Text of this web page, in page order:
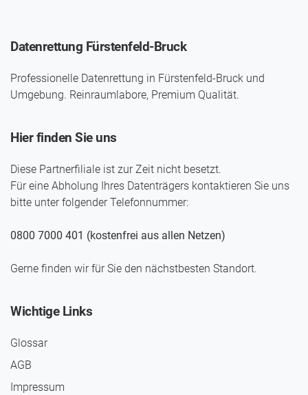
Datenrettung Fürstenfeld-Bruck
Professionelle Datenrettung in Fürstenfeld-Bruck und
Umgebung. Reinraumlabore, Premium Qualität.
Hier finden Sie uns
Diese Partnerfiliale ist zur Zeit nicht besetzt.
Für eine Abholung Ihres Daten­trägers kontaktieren Sie uns
bitte unter folgender Telefon­nummer:
0800 7000 401 (kostenfrei aus allen Netzen)
Gerne finden wir für Sie den nächst­besten Standort.
Wichtige Links
Glossar
AGB
Impressum